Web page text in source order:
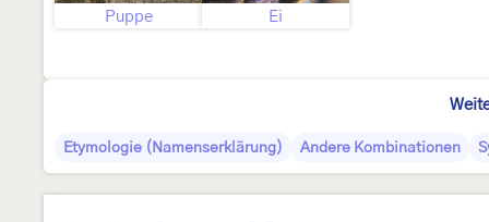
Puppe Ei
Etymologie (Namenserklärung) Andere Kombinationen